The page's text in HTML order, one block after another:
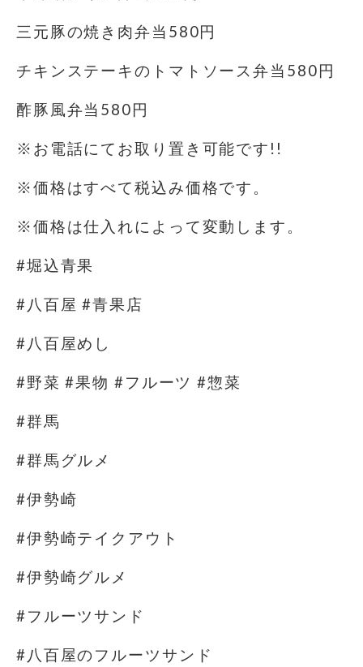
三元豚の焼き肉弁当580円
チキンステーキのトマトソース弁当580円
酢豚風弁当580円
※お電話にてお取り置き可能です!!
※価格はすべて税込み価格です。
※価格は仕入れによって変動します。
#堀込青果
#八百屋 #青果店
#八百屋めし
#野菜 #果物 #フルーツ #惣菜
#群馬
#群馬グルメ
#伊勢崎
#伊勢崎テイクアウト
#伊勢崎グルメ
#フルーツサンド
#八百屋のフルーツサンド